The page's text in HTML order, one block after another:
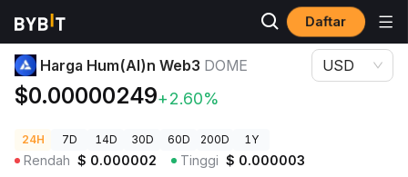
Daftar
Harga Kripto
Harga Hum(AI)n Web3 DOME
$0.00000249+2.60%
USD
24H 7D 14D 30D 60D 200D 1Y
Rendah $ 0.000002 Tinggi $ 0.000003